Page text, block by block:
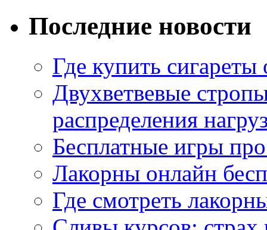
Последние новости
Где купить
Двухветвевые
распределения
Бесплатные игры
Лакорны онлайн
Где смотреть